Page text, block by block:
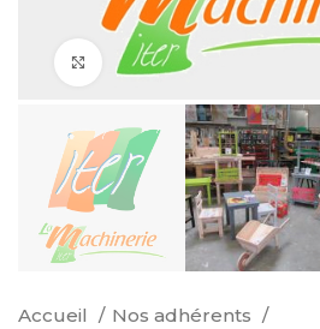
Click to enlarge
Accueil
Nos adhérents